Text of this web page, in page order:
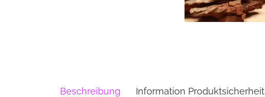
Beschreibung Information Produktsicherheit